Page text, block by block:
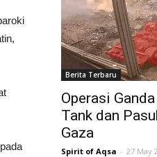
Berita Terbaru
Operasi
Tank dan
Gaza
Spirit of Aqsa - 27 May